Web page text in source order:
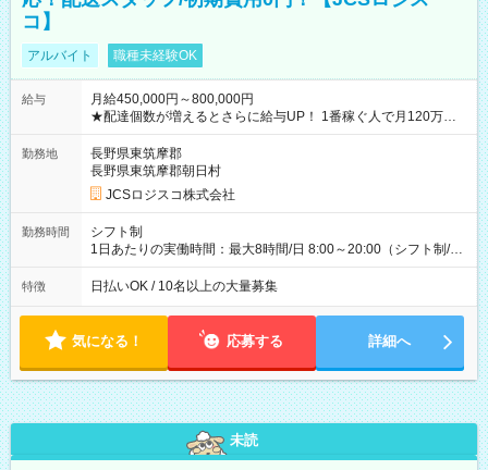
コ】
アルバイト 職種未経験OK
給与
月給450,000円～800,000円
★配達個数が増えるとさらに給与UP！ 1番稼ぐ人で月120万ほ
ど！ ・主要都市エリア 月収55万円／週5日稼働 月収65万~112
万円／週6日稼働 ・地方郊外エリア 月収40万円／週5日稼働 月
収40万円~50万円／週6日稼働 ＜モデルイメージ＞ ■月収50万
円 (27歳男性/江東区在住)※元建築関係 1日150個配達×25日勤務
(日休み) ■月収80万円(43歳男性/墨田区在住)※元営業 1日200個
勤務地
長野県東筑摩郡
長野県東筑摩郡朝日村
JCSロジスコ株式会社
勤務時間
シフト制
1日あたりの実働時間：最大8時間/日 8:00～20:00（シフト制/実
働8時間） ※週5日勤務（場所次第では週4も有り） ※配達状況
によって時間外での勤務可能性有り ※案件により多少の前後あ
特徴 日払いOK / 10名以上の大量募集
気になる！ 応募する 詳細へ
未読